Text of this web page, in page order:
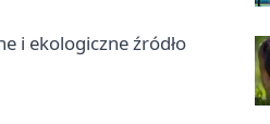
i ekologiczne źródło